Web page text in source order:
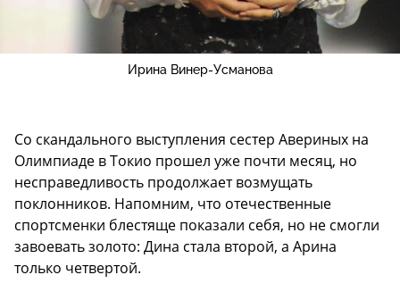
Ирина Винер-Усманова
Со скандального выступления сестер Авериных на
Олимпиаде в Токио прошел уже почти месяц, но
несправедливость продолжает возмущать
поклонников. Напомним, что отечественные
спортсменки блестяще показали себя, но не смогли
завоевать золото: Дина стала второй, а Арина
только четвертой.